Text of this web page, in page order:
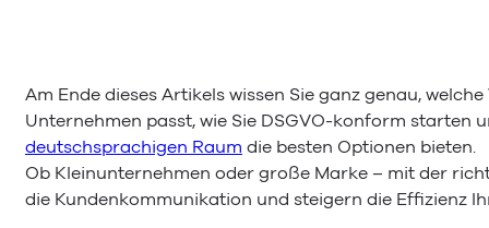
Am Ende dieses Artikels wissen Sie ganz genau,
Unternehmen passt, wie Sie DSGVO-konform starten
deutschsprachigen Raum die besten Optionen bieten.
Ob Kleinunternehmen oder große Marke – mit der
die Kundenkommunikation und steigern die Effizienz